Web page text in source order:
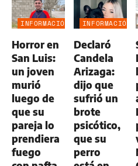
INFORMACIÓN
Horror en
San Luis:
un joven
murió
luego de
que su
pareja lo
prendiera
fuego
INFORMACIÓN
Declaró
Candela
Arizaga:
dijo que
sufrió un
brote
psicótico,
que su
perro